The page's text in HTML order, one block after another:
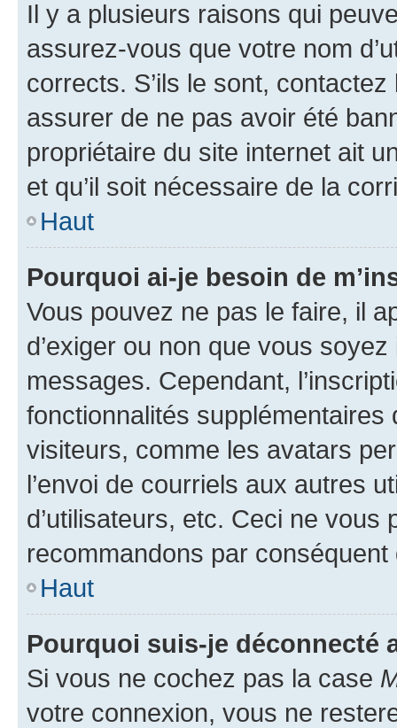
Il y a plusieurs raisons qui
assurez-vous que votre nom
corrects. S’ils le sont,
assurer de ne pas avoir été
propriétaire du site internet ait
et qu’il soit nécessaire de la
Haut
Pourquoi ai-je besoin de
Vous pouvez ne pas le faire, il
d’exiger ou non que vous
messages. Cependant,
fonctionnalités
visiteurs, comme les avatars
l’envoi de courriels aux autres
d’utilisateurs, etc. Ceci ne vous
recommandons par conséquent
Haut
Pourquoi suis-je déconnecté
Si vous ne cochez pas la case
votre connexion, vous ne